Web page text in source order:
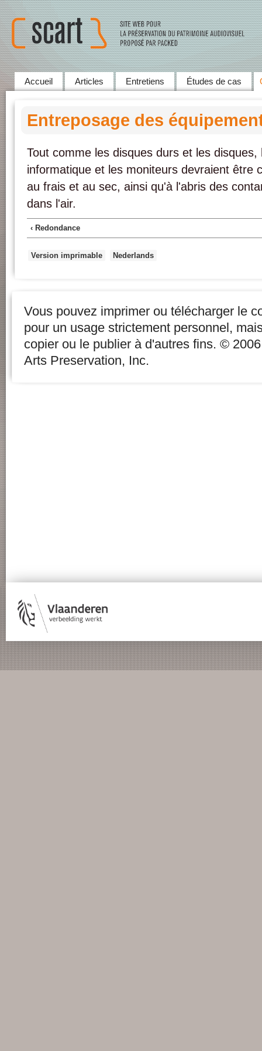
Accueil Articles Entretiens Études de cas
Entreposage des
Tout comme les disques durs et les disques,
informatique et les moniteurs devraient être
au frais et au sec, ainsi qu'à l'abris des
dans l'air.
‹ Redondance
Version imprimable Nederlands
Vous pouvez imprimer ou télécharger le
pour un usage strictement personnel,
copier ou le publier à d'autres fins. ©
Arts Preservation, Inc.